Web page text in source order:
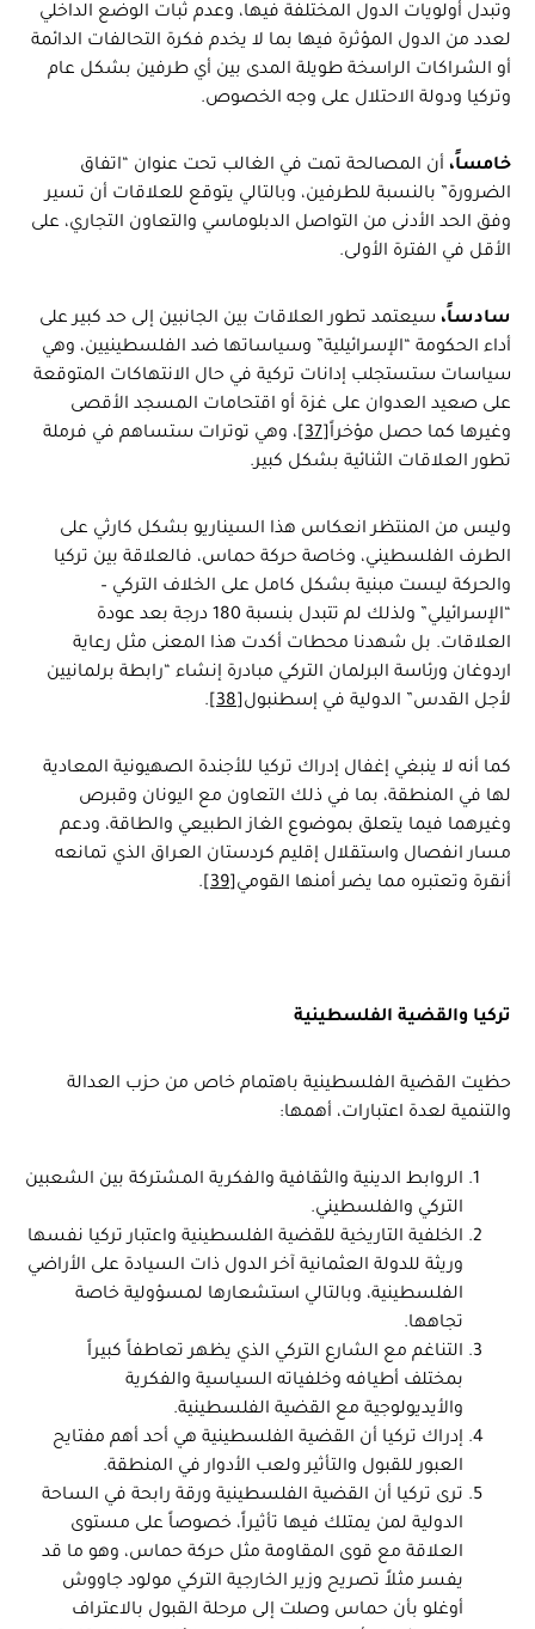
وتبدل أولويات الدول المختلفة فيها، وعدم ثبات الوضع الداخلي
لعدد من الدول المؤثرة فيها بما لا يخدم فكرة التحالفات الدائمة
أو الشراكات الراسخة طويلة المدى بين أي طرفين بشكل عام
وتركيا ودولة الاحتلال على وجه الخصوص.
خامساً،أن المصالحة تمت في الغالب تحت عنوان “اتفاق
الضرورة” بالنسبة للطرفين، وبالتالي يتوقع للعلاقات أن تسير
وفق الحد الأدنى من التواصل الدبلوماسي والتعاون التجاري، على
الأقل في الفترة الأولى.
سادساً،سيعتمد تطور العلاقات بين الجانبين إلى حد كبير على
أداء الحكومة “الإسرائيلية” وسياساتها ضد الفلسطينيين، وهي
سياسات ستستجلب إدانات تركية في حال الانتهاكات المتوقعة
على صعيد العدوان على غزة أو اقتحامات المسجد الأقصى
وغيرها كما حصل مؤخراً[37]
، وهي توترات ستساهم في فرملة
تطور العلاقات الثنائية بشكل كبير.
وليس من المنتظر انعكاس هذا السيناريو بشكل كارثي على
الطرف الفلسطيني، وخاصة حركة حماس، فالعلاقة بين تركيا
والحركة ليست مبنية بشكل كامل على الخلاف التركي –
“الإسرائيلي” ولذلك لم تتبدل بنسبة 180 درجة بعد عودة
العلاقات. بل شهدنا محطات أكدت هذا المعنى مثل رعاية
اردوغان ورئاسة البرلمان التركي مبادرة إنشاء “رابطة برلمانيين
لأجل القدس” الدولية في إسطنبول[38]
.
كما أنه لا ينبغي إغفال إدراك تركيا للأجندة الصهيونية المعادية
لها في المنطقة، بما في ذلك التعاون مع اليونان وقبرص
وغيرهما فيما يتعلق بموضوع الغاز الطبيعي والطاقة، ودعم
مسار انفصال واستقلال إقليم كردستان العراق الذي تمانعه
أنقرة وتعتبره مما يضر أمنها القومي[39]
.
تركيا والقضية الفلسطينية
حظيت القضية الفلسطينية باهتمام خاص من حزب العدالة
والتنمية لعدة اعتبارات، أهمها:
الروابط الدينية والثقافية والفكرية المشتركة بين الشعبين
التركي والفلسطيني.
الخلفية التاريخية للقضية الفلسطينية واعتبار تركيا نفسها
وريثة للدولة العثمانية آخر الدول ذات السيادة على الأراضي
الفلسطينية، وبالتالي استشعارها لمسؤولية خاصة
تجاهها.
التناغم مع الشارع التركي الذي يظهر تعاطفاً كبيراً
بمختلف أطيافه وخلفياته السياسية والفكرية
والأيديولوجية مع القضية الفلسطينية.
إدراك تركيا أن القضية الفلسطينية هي أحد أهم مفتايح
العبور للقبول والتأثير ولعب الأدوار في المنطقة.
ترى تركيا أن القضية الفلسطينية ورقة رابحة في الساحة
الدولية لمن يمتلك فيها تأثيراً، خصوصاً على مستوى
العلاقة مع قوى المقاومة مثل حركة حماس، وهو ما قد
يفسر مثلاً تصريح وزير الخارجية التركي مولود جاووش
أوغلو بأن حماس وصلت إلى مرحلة القبول بالاعتراف